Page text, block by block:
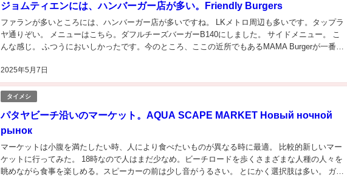
ジョムティエンには、ハンバーガー店が多い。Friendly Burgers
2025年5月7日
ファランが多いところには、ハンバーガー店が多いですね。 LKメトロ周辺も多いです。タップラ
ヤ通りぞい。 メニューはこちら。ダフルチーズバーガーB140にしました。 サイドメニュー。 こ
んな感じ。 ふつうにおいしかったです。今のところ、ここの近所でもあるMAMA Burgerが一番か
タイメシ
パタヤビーチ沿いのマーケット。AQUA SCAPE MARKET Новый ночной
рынок
マーケットは小腹を満たしたい時、人により食べたいものが異なる時に最適。 比較的新しいマー
ケットに行ってみた。 18時なので人はまだ少なめ。ビーチロードを歩くさまざまな人種の人々を
眺めながら食事を楽しめる。スピーカーの前は少し音がうるさい。 とにかく選択肢は多い。 ガイ